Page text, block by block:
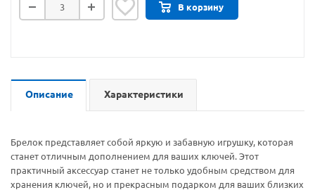
В корзину
Описание Характеристики
Брелок представляет собой яркую и забавную игрушку, которая
станет отличным дополнением для ваших ключей. Этот
практичный аксессуар станет не только удобным средством для
хранения ключей, но и прекрасным подарком для ваших близких